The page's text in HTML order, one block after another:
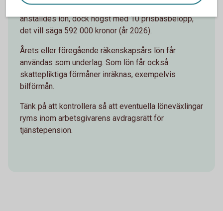
tjänstepensionsförsäkring med 35 procent av den
anställdes lön, dock högst med 10 prisbasbelopp,
det vill säga 592 000 kronor (år 2026).
Årets eller föregående räkenskapsårs lön får
användas som underlag. Som lön får också
skattepliktiga förmåner inräknas, exempelvis
bilförmån.
Tänk på att kontrollera så att eventuella löneväxlingar
ryms inom arbetsgivarens avdragsrätt för
tjänstepension.